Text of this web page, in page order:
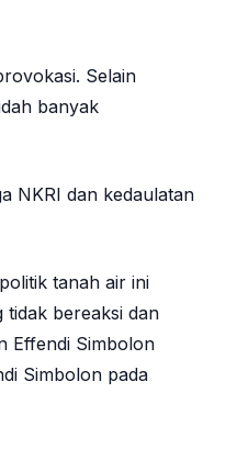
Selain
banyak
NKRI dan kedaulatan
tanah air ini
tidak bereaksi dan
Effendi Simbolon
Simbolon pada